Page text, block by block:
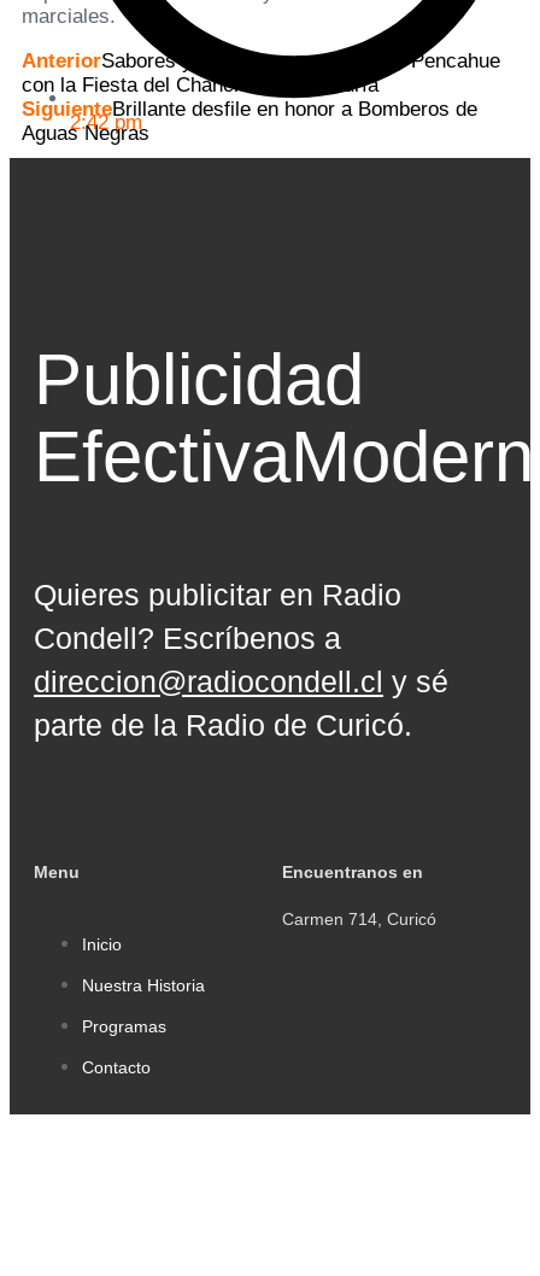
2:42 pm
marciales.
AnteriorSabores y tradiciones se tomarán Pencahue
con la Fiesta del Chancho de Curtiduría
SiguienteBrillante desfile en honor a Bomberos de
Aguas Negras
Publicidad
Efectiva
Quieres publicitar en Radio
Condell? Escríbenos a
direccion@radiocondell.cl y sé
parte de la Radio de Curicó.
Menu
Inicio
Nuestra Historia
Programas
Contacto
Encuentranos en
Carmen 714, Curicó